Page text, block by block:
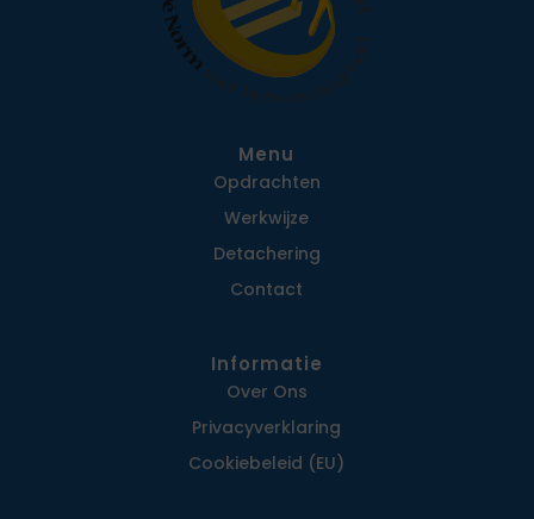
Menu
Opdrachten
Werkwijze
Detachering
Contact
Informatie
Over Ons
Privacy­verklaring
Cookiebeleid (EU)